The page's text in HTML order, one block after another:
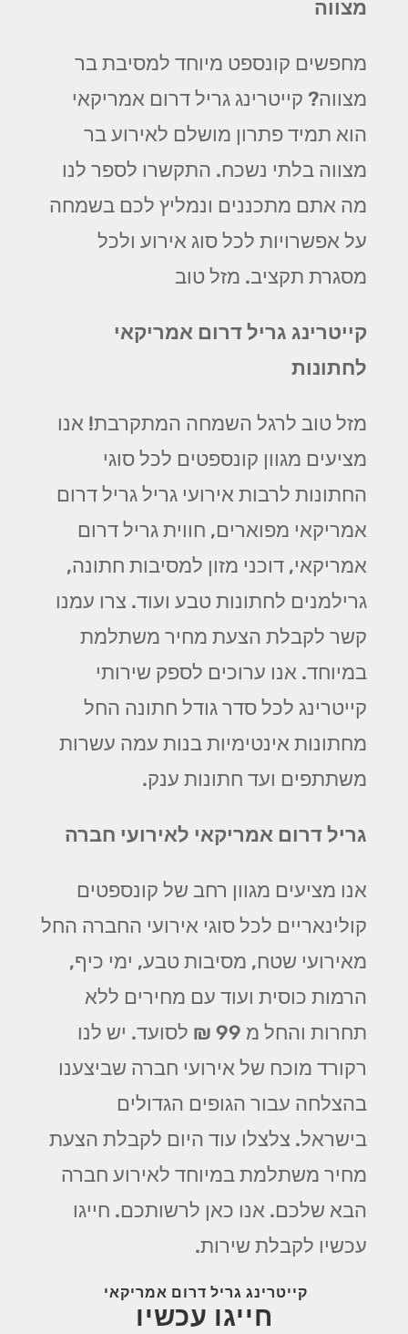
מצווה
מחפשים קונספט מיוחד למסיבת בר
מצווה? קייטרינג גריל דרום אמריקאי
הוא תמיד פתרון מושלם לאירוע בר
מצווה בלתי נשכח. התקשרו לספר לנו
מה אתם מתכננים ונמליץ לכם בשמחה
על אפשרויות לכל סוג אירוע ולכל
מסגרת תקציב. מזל טוב
קייטרינג גריל דרום אמריקאי
לחתונות
מזל טוב לרגל השמחה המתקרבת! אנו
מציעים מגוון קונספטים לכל סוגי
החתונות לרבות אירועי גריל גריל דרום
אמריקאי מפוארים, חווית גריל דרום
אמריקאי, דוכני מזון למסיבות חתונה,
גרילמנים לחתונות טבע ועוד. צרו עמנו
קשר לקבלת הצעת מחיר משתלמת
במיוחד. אנו ערוכים לספק שירותי
קייטרינג לכל סדר גודל חתונה החל
מחתונות אינטימיות בנות עמה עשרות
משתתפים ועד חתונות ענק.
גריל דרום אמריקאי לאירועי חברה
אנו מציעים מגוון רחב של קונספטים
קולינאריים לכל סוגי אירועי החברה החל
מאירועי שטח, מסיבות טבע, ימי כיף,
הרמות כוסית ועוד עם מחירים ללא
תחרות והחל מ 99 ₪ לסועד. יש לנו
רקורד מוכח של אירועי חברה שביצענו
בהצלחה עבור הגופים הגדולים
בישראל. צלצלו עוד היום לקבלת הצעת
מחיר משתלמת במיוחד לאירוע חברה
הבא שלכם. אנו כאן לרשותכם. חייגו
עכשיו לקבלת שירות.
קייטרינג גריל דרום אמריקאי
חייגו עכשיו